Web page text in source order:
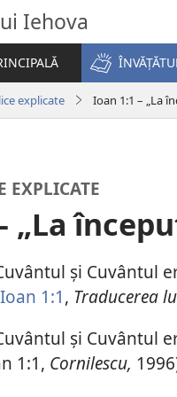
Iehova
explicate Ioan 1:1 – „La
EXPLICATE
„La
și Cuvântul
Ioan 1:1, Traducerea
și Cuvântul
1:1, Cornilescu,